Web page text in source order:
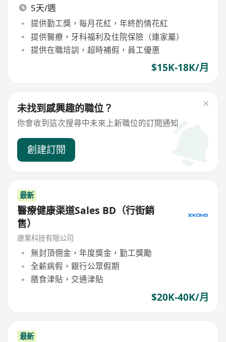
5天/週
提供勤工獎，每月花紅，年終酌情花紅
提供醫療，牙科福利及住院保險（連家屬）
提供在職培訓，超時補假，員工優惠
$15K-18K/月
未找到感興趣的職位？
你會收到這次搜尋中未來上新職位的訂閱通知
創建訂閱
最新
醫療健康渠道Sales BD（行街銷
售）
康果科技有限公司
無封頂佣金，年度獎金，勤工獎勵
全薪病假，銀行公眾假期
膳食津貼，交通津貼
$20K-40K/月
最新